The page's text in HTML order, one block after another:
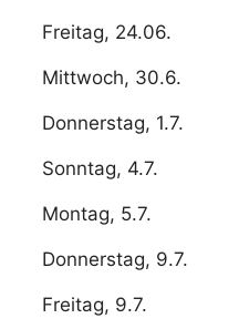
Freitag, 24.06.
Mittwoch, 30.6.
Donnerstag, 1.7.
Sonntag, 4.7.
Montag, 5.7.
Donnerstag, 9.7.
Freitag, 9.7.